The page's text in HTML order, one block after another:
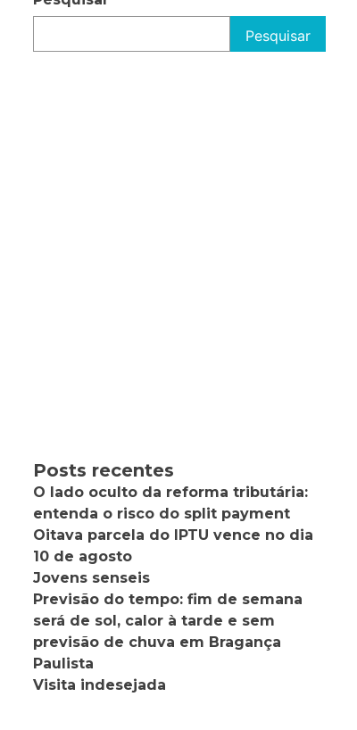
Pesquisar
Posts recentes
O lado oculto da reforma tributária:
entenda o risco do split payment
Oitava parcela do IPTU vence no dia
10 de agosto
Jovens senseis
Previsão do tempo: fim de semana
será de sol, calor à tarde e sem
previsão de chuva em Bragança
Paulista
Visita indesejada